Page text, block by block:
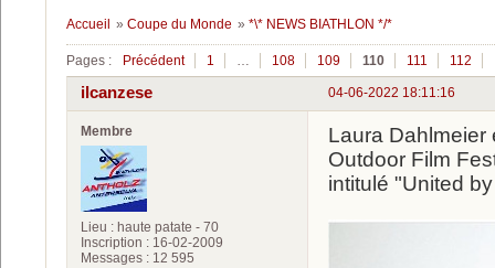
Accueil » Coupe du Monde » *\* NEWS BIATHLON */*
Pages : Précédent 1 … 108 109 110 111 112
04-06-2022 18:11:16
ilcanzese
Membre
Lieu : haute patate - 70
Inscription : 16-02-2009
Messages : 12 595
Laura Dahlmeier
Outdoor Film
intitulé "United